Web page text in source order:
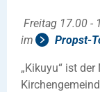
Freitag 17.00 -
im
Propst-
„Kikuyu“ ist